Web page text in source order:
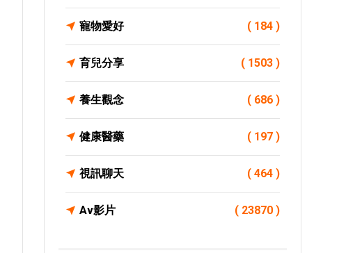
寵物愛好 ( 184 )
育兒分享 ( 1503 )
養生觀念 ( 686 )
健康醫藥 ( 197 )
視訊聊天 ( 464 )
Av影片 ( 23870 )